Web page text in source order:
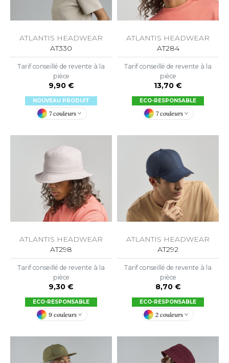
GEN
SEGURIDAD
ATLANTIS HEADWEAR
AT330
Tarif conseillé de revente à la
pièce
9,90 €
NOUVEAU PRODUIT
7 couleurs
ATLANTIS HEADWEAR
AT284
Tarif conseillé de revente à la
pièce
13,70 €
ECO-RESPONSABLE
7 couleurs
ATLANTIS HEADWEAR
AT298
Tarif conseillé de revente à la
pièce
9,30 €
ECO-RESPONSABLE
9 couleurs
ATLANTIS HEADWEAR
AT292
Tarif conseillé de revente à la
pièce
8,70 €
ECO-RESPONSABLE
2 couleurs